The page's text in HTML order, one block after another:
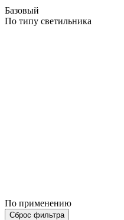
Базовый
По типу светильника
По применению
Сброс фильтра